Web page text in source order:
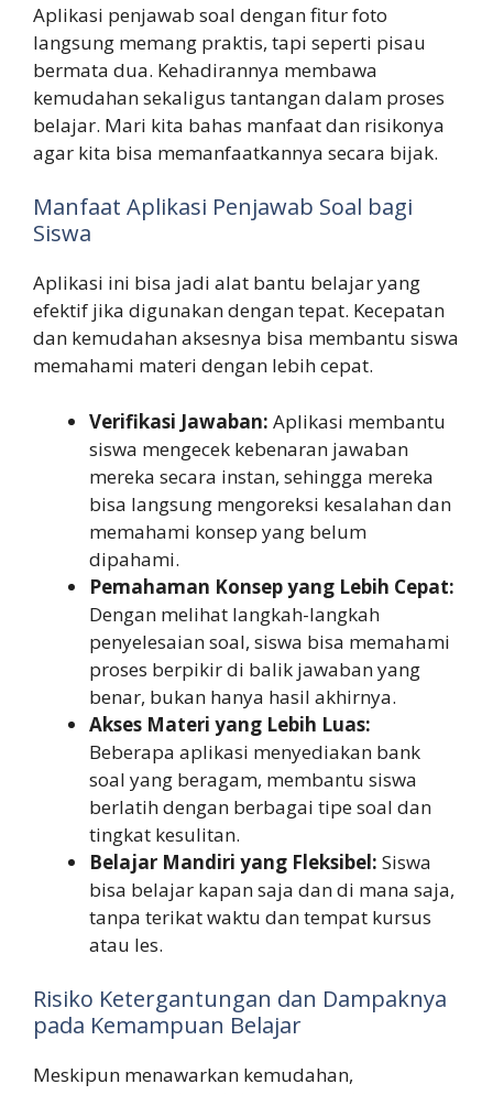
Aplikasi penjawab soal dengan fitur foto
langsung memang praktis, tapi seperti pisau
bermata dua. Kehadirannya membawa
kemudahan sekaligus tantangan dalam proses
belajar. Mari kita bahas manfaat dan risikonya
agar kita bisa memanfaatkannya secara bijak.
Manfaat Aplikasi Penjawab Soal bagi
Siswa
Aplikasi ini bisa jadi alat bantu belajar yang
efektif jika digunakan dengan tepat. Kecepatan
dan kemudahan aksesnya bisa membantu siswa
memahami materi dengan lebih cepat.
Verifikasi Jawaban: Aplikasi membantu
siswa mengecek kebenaran jawaban
mereka secara instan, sehingga mereka
bisa langsung mengoreksi kesalahan dan
memahami konsep yang belum
dipahami.
Pemahaman Konsep yang Lebih Cepat:
Dengan melihat langkah-langkah
penyelesaian soal, siswa bisa memahami
proses berpikir di balik jawaban yang
benar, bukan hanya hasil akhirnya.
Akses Materi yang Lebih Luas:
Beberapa aplikasi menyediakan bank
soal yang beragam, membantu siswa
berlatih dengan berbagai tipe soal dan
tingkat kesulitan.
Belajar Mandiri yang Fleksibel: Siswa
bisa belajar kapan saja dan di mana saja,
tanpa terikat waktu dan tempat kursus
atau les.
Risiko Ketergantungan dan Dampaknya
pada Kemampuan Belajar
Meskipun menawarkan kemudahan,